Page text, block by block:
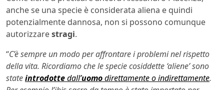
anche se una specie è considerata aliena e quindi
potenzialmente dannosa, non si possono comunque
autorizzarestragi.
“C’è sempre un modo per affrontare i problemi nel rispetto
della vita. Ricordiamo che le specie cosiddette ‘aliene’ sono
stateintrodottedall’uomodirettamente o indirettamente.